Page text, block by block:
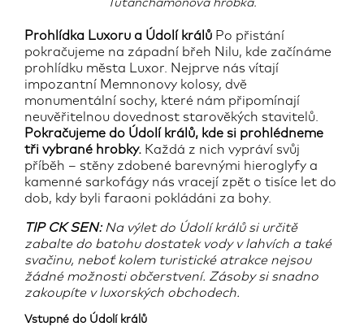
Tutanchamonova hrobka.
Prohlídka Luxoru a Údolí králů Po přistání
pokračujeme na západní břeh Nilu, kde začínáme
prohlídku města Luxor. Nejprve nás vítají
impozantní Memnonovy kolosy, dvě
monumentální sochy, které nám připomínají
neuvěřitelnou dovednost starověkých stavitelů.
Pokračujeme do Údolí králů, kde si prohlédneme
tři vybrané hrobky. Každá z nich vypráví svůj
příběh – stěny zdobené barevnými hieroglyfy a
kamenné sarkofágy nás vracejí zpět o tisíce let do
dob, kdy byli faraoni pokládáni za bohy.
TIP CK SEN:Na výlet do Údolí králů si určitě
zabalte do batohu dostatek vody v lahvích a také
svačinu, neboť kolem turistické atrakce nejsou
žádné možnosti občerstvení. Zásoby si snadno
zakoupíte v luxorských obchodech.
Vstupné do Údolí králů